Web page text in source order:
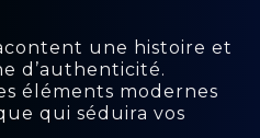
une histoire et
d’authenticité.
éléments modernes
qui séduira vos